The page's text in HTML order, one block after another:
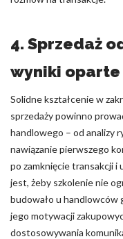
4. Sprzedaż
wyniki
Solidne kształcenie w
sprzedaży powinno
handlowego – od analizy
nawiązanie pierwszego
po zamknięcie transakcji
jest, żeby szkolenie nie
budowało u handlowców
jego motywacji
dostosowywania